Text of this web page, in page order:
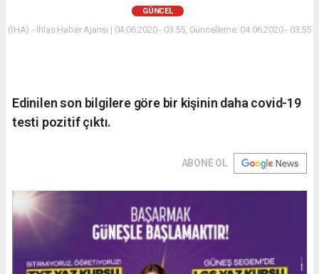
GÜNCEL
(İHA) - İhlas Haber Ajansı | 04.06.2020 - 03:55, Güncelleme: 04.06.2020 - 03:55
Edinilen son bilgilere göre bir kişinin daha covid-19
testi pozitif çıktı.
ABONE OL